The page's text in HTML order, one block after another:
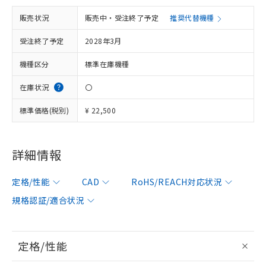
販売状況 販売中・受注終了予定 推奨代替機種
受注終了予定 2028年3月
機種区分 標準在庫機種
在庫状況 〇
標準価格(税別) ¥ 22,500
詳細情報
定格/性能 CAD
RoHS/REACH対応状況
規格認証/適合状況
定格/性能